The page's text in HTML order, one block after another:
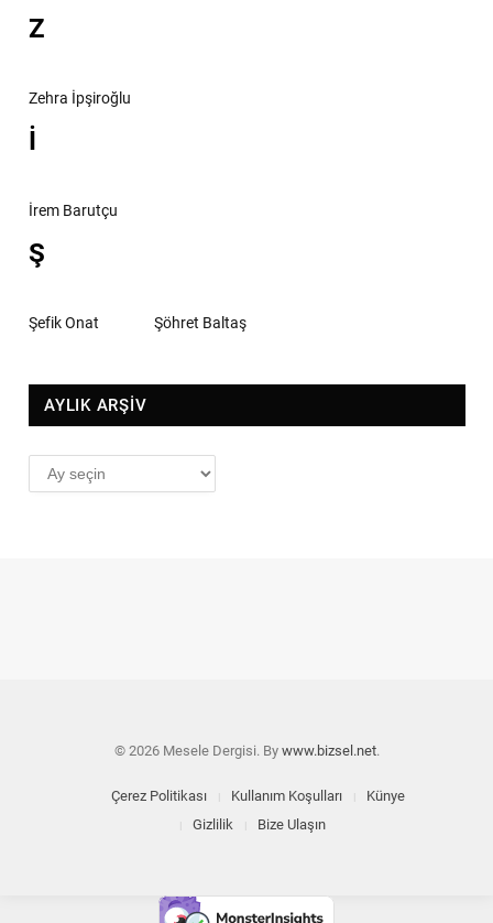
Z
Zehra İpşiroğlu
İ
İrem Barutçu
Ş
Şefik Onat Şöhret Baltaş
AYLIK ARŞİV
AYLIK
ARŞİV
© 2026 Mesele Dergisi. By www.bizsel.net.
Çerez Politikası Kullanım Koşulları
Künye
Gizlilik
Bize Ulaşın